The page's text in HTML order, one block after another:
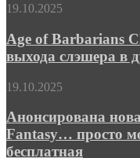
эпика
Age
Barbarians
Chronicles
—
и
выхода
слэшера
в
19.10.2025
Age of Barbarians
выхода слэшера в
Анонсирована
часть
Dissidia
Final
19.10.2025
Анонсирована
Fantasy… просто
бесплатная